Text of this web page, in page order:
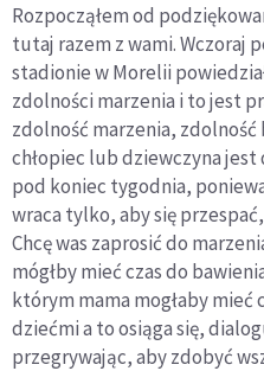
Rozpocząłem od
tutaj razem z wami. Wczoraj
stadionie w Morelii
zdolności marzenia i to jest
zdolność marzenia,
chłopiec lub dziewczyna
pod koniec tygodnia,
wraca tylko, aby się
Chcę was zaprosić do
mógłby mieć czas do
którym mama mogłaby mieć
dziećmi a to osiąga się,
przegrywając, aby zdobyć